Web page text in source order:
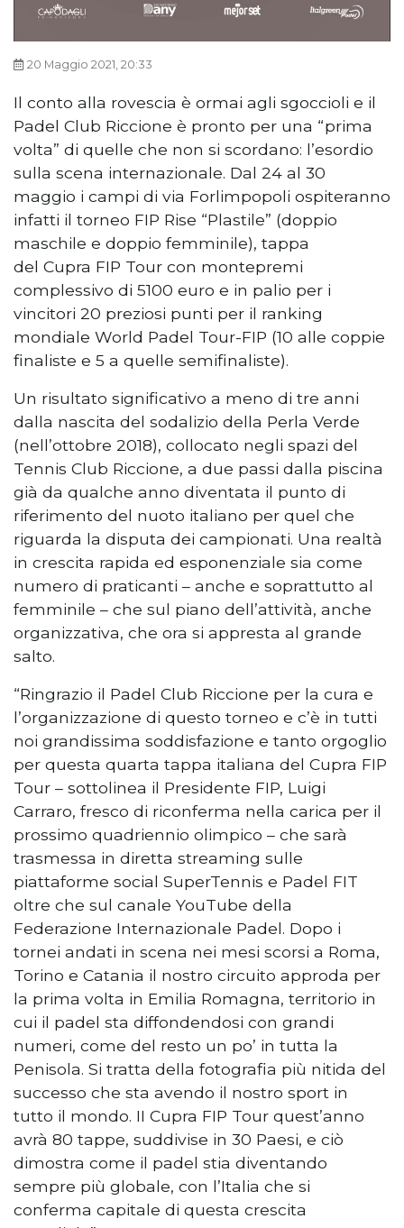
20 Maggio 2021, 20:33
Il conto alla rovescia è ormai agli sgoccioli e il
Padel Club Riccione è pronto per una “prima
volta” di quelle che non si scordano: l’esordio
sulla scena internazionale. Dal 24 al 30
maggio i campi di via Forlimpopoli ospiteranno
infatti il torneo FIP Rise “Plastile” (doppio
maschile e doppio femminile), tappa
del Cupra FIP Tour con montepremi
complessivo di 5100 euro e in palio per i
vincitori 20 preziosi punti per il ranking
mondiale World Padel Tour-FIP (10 alle coppie
finaliste e 5 a quelle semifinaliste).
Un risultato significativo a meno di tre anni
dalla nascita del sodalizio della Perla Verde
(nell’ottobre 2018), collocato negli spazi del
Tennis Club Riccione, a due passi dalla piscina
già da qualche anno diventata il punto di
riferimento del nuoto italiano per quel che
riguarda la disputa dei campionati. Una realtà
in crescita rapida ed esponenziale sia come
numero di praticanti – anche e soprattutto al
femminile – che sul piano dell’attività, anche
organizzativa, che ora si appresta al grande
salto.
“Ringrazio il Padel Club Riccione per la cura e
l’organizzazione di questo torneo e c’è in tutti
noi grandissima soddisfazione e tanto orgoglio
per questa quarta tappa italiana del Cupra FIP
Tour – sottolinea il Presidente FIP, Luigi
Carraro, fresco di riconferma nella carica per il
prossimo quadriennio olimpico – che sarà
trasmessa in diretta streaming sulle
piattaforme social SuperTennis e Padel FIT
oltre che sul canale YouTube della
Federazione Internazionale Padel. Dopo i
tornei andati in scena nei mesi scorsi a Roma,
Torino e Catania il nostro circuito approda per
la prima volta in Emilia Romagna, territorio in
cui il padel sta diffondendosi con grandi
numeri, come del resto un po’ in tutta la
Penisola. Si tratta della fotografia più nitida del
successo che sta avendo il nostro sport in
tutto il mondo. II Cupra FIP Tour quest’anno
avrà 80 tappe, suddivise in 30 Paesi, e ciò
dimostra come il padel stia diventando
sempre più globale, con l’Italia che si
conferma capitale di questa crescita